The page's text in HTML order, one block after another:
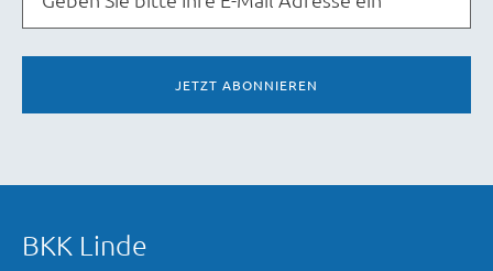
JETZT ABONNIEREN
BKK Linde